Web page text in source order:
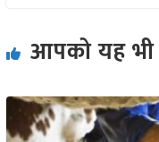
आपको यह